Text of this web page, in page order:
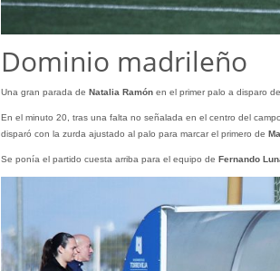
Dominio madrileño
Una gran parada de Natalia Ramónen el primer palo a disparo
En el minuto 20, tras una falta no señalada en el centro del
disparó con la zurda ajustado al palo para marcar el primero de
Se ponía el partido cuesta arriba para el equipo de Fernando